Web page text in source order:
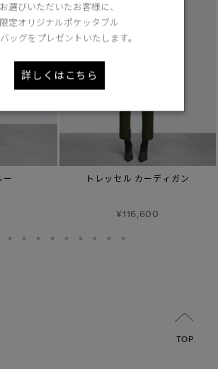
ー トレッセル カーディガン
¥116,600
TOP
お選びいただいたお客様に、
限定オリジナルポケッタブル
ッグをプレゼントいたします。
詳しくはこちら